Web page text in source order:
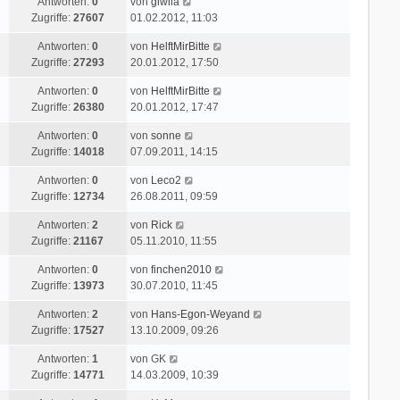
a
i
r
a
r
B
i
r
a
z
t
r
B
i
r
a
Zugriffe: 27607
e
z
t
r
B
i
r
a
01.02.2012, 11:03
Antworten: 0
Zugriffe: 27293
L
e
z
t
r
B
i
r
a
von HelftMirBitte
20.01.2012, 17:50
Antworten: 0
Zugriffe: 26380
L
e
z
t
r
B
i
r
a
von HelftMirBitte
20.01.2012, 17:47
Antworten: 0
Zugriffe: 14018
L
e
z
t
r
B
i
r
a
von sonne
07.09.2011, 14:15
Antworten: 0
Zugriffe: 12734
L
e
z
t
r
B
i
r
a
von Leco2
26.08.2011, 09:59
Antworten: 2
Zugriffe:21167
L
e
z
t
r
B
i
von Rick
05.11.2010, 11:55
Antworten: 0
Zugriffe: 13973
L
e
z
t
r
B
von finchen2010
30.07.2010, 11:45
Antworten: 2
Zugriffe: 17527
L
e
z
t
von Hans-Egon-Weyand
13.10.2009, 09:26
Antworten: 1
Zugriffe: 14771
L
e
von GK
14.03.2009, 10:39